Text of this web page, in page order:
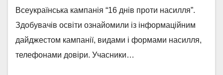
Всеукраїнська кампанія “16 днів проти насилля”.
Здобувачів освіти ознайомили із інформаційним
дайджестом кампанії, видами і формами насилля,
телефонами довіри. Учасники…